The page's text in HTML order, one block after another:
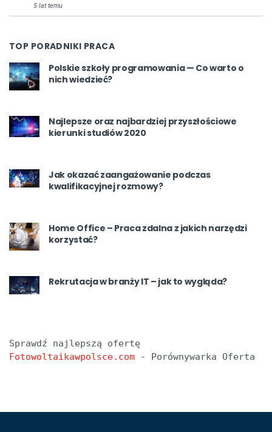
5 lat temu
TOP PORADNIKI PRACA
Polskie szkoły programowania — Co warto o
nich wiedzieć?
Najlepsze oraz najbardziej przyszłościowe
kierunki studiów 2020
Jak okazać zaangażowanie podczas
kwalifikacyjnej rozmowy?
Home Office – Praca zdalna z jakich narzędzi
korzystać?
Rekrutacja w branży IT – jak to wygląda?
Fotowoltaikawpolsce.com - Porównywarka Oferta